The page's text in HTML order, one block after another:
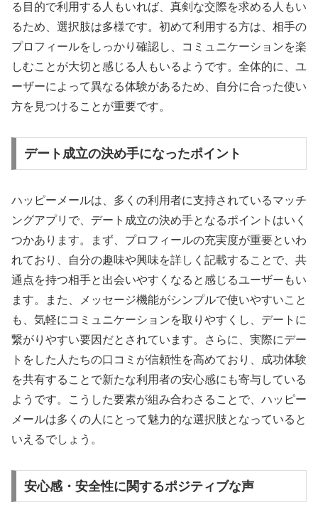
る目的で利用する人もいれば、真剣な交際を求める人もい
るため、選択肢は多様です。初めて利用する方は、相手の
プロフィールをしっかり確認し、コミュニケーションを楽
しむことが大切と感じる人もいるようです。全体的に、ユ
ーザーによって異なる体験があるため、自分に合った使い
方を見つけることが重要です。
デート成立の決め手になったポイント
ハッピーメールは、多くの利用者に支持されているマッチ
ングアプリで、デート成立の決め手となるポイントはいく
つかあります。まず、プロフィールの充実度が重要といわ
れており、自分の趣味や興味を詳しく記載することで、共
通点を持つ相手と出会いやすくなると感じるユーザーもい
ます。また、メッセージ機能がシンプルで使いやすいこと
も、気軽にコミュニケーションを取りやすくし、デートに
繋がりやすい要因だとされています。さらに、実際にデー
トをした人たちの口コミが信頼性を高めており、成功体験
を共有することで新たな利用者の安心感にも寄与している
ようです。こうした要素が組み合わさることで、ハッピー
メールは多くの人にとって魅力的な選択肢となっていると
いえるでしょう。
安心感・安全性に関するポジティブな声